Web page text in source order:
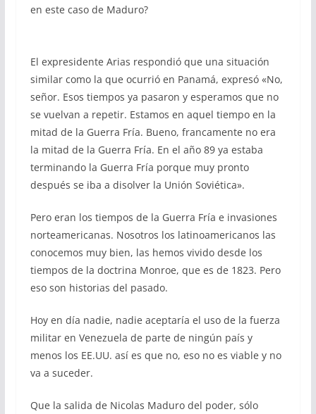
en este caso de Maduro?
El expresidente Arias respondió que una situación
similar como la que ocurrió en Panamá, expresó «No,
señor. Esos tiempos ya pasaron y esperamos que no
se vuelvan a repetir. Estamos en aquel tiempo en la
mitad de la Guerra Fría. Bueno, francamente no era
la mitad de la Guerra Fría. En el año 89 ya estaba
terminando la Guerra Fría porque muy pronto
después se iba a disolver la Unión Soviética».
Pero eran los tiempos de la Guerra Fría e invasiones
norteamericanas. Nosotros los latinoamericanos las
conocemos muy bien, las hemos vivido desde los
tiempos de la doctrina Monroe, que es de 1823. Pero
eso son historias del pasado.
Hoy en día nadie, nadie aceptaría el uso de la fuerza
militar en Venezuela de parte de ningún país y
menos los EE.UU. así es que no, eso no es viable y no
va a suceder.
Que la salida de Nicolas Maduro del poder, sólo